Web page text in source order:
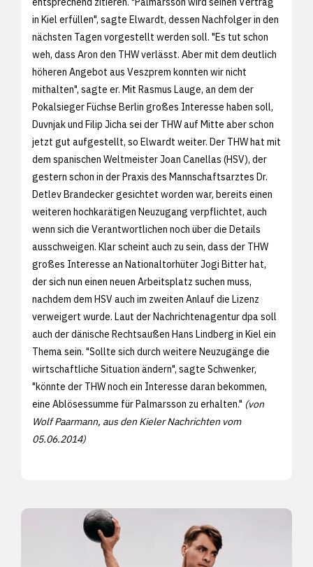
in Kiel erfüllen", sagte Elwardt, dessen Nachfolger in den
nächsten Tagen vorgestellt werden soll. "Es tut schon
weh, dass Aron den THW verlässt. Aber mit dem deutlich
höheren Angebot aus Veszprem konnten wir nicht
mithalten", sagte er. Mit Rasmus Lauge, an dem der
Pokalsieger Füchse Berlin großes Interesse haben soll,
Duvnjak und Filip Jicha sei der THW auf Mitte aber schon
jetzt gut aufgestellt, so Elwardt weiter. Der THW hat mit
dem spanischen Weltmeister Joan Canellas (HSV), der
gestern schon in der Praxis des Mannschaftsarztes Dr.
Detlev Brandecker gesichtet worden war, bereits einen
weiteren hochkarätigen Neuzugang verpflichtet, auch
wenn sich die Verantwortlichen noch über die Details
ausschweigen. Klar scheint auch zu sein, dass der THW
großes Interesse an Nationaltorhüter Jogi Bitter hat,
der sich nun einen neuen Arbeitsplatz suchen muss,
nachdem dem HSV auch im zweiten Anlauf die Lizenz
verweigert wurde. Laut der Nachrichtenagentur dpa soll
auch der dänische Rechtsaußen Hans Lindberg in Kiel ein
Thema sein. "Sollte sich durch weitere Neuzugänge die
wirtschaftliche Situation ändern", sagte Schwenker,
"könnte der THW noch ein Interesse daran bekommen,
eine Ablösessumme für Palmarsson zu erhalten." (von
Wolf Paarmann, aus den Kieler Nachrichten vom
05.06.2014)